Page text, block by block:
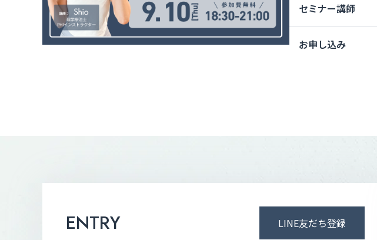
セミナー講師
お申し込み
ENTRY LINE友だち登録